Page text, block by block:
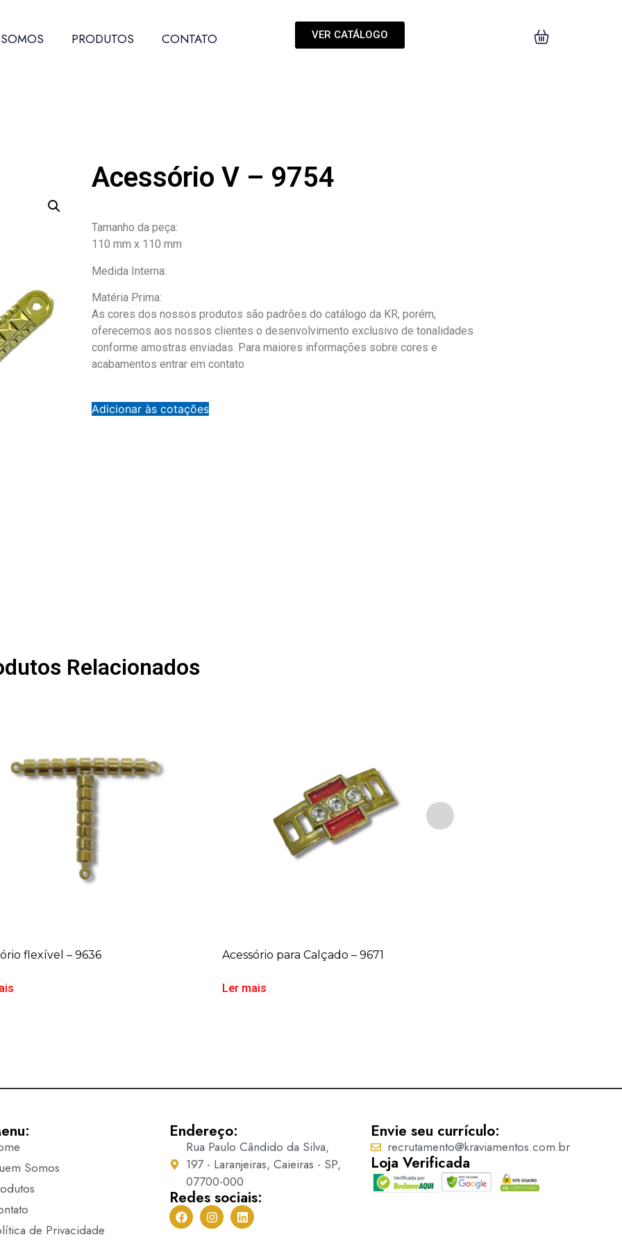
PRODUTOS CONTATO VER CATÁLOGO
Acessório V – 9754
Tamanho da peça:
110 mm x 110 mm
Medida Interna:
Matéria Prima:
As cores dos nossos produtos são padrões do catálogo da KR, porém,
oferecemos aos nossos clientes o desenvolvimento exclusivo de tonalidades
conforme amostras enviadas. Para maiores informações sobre cores e
acabamentos entrar em contato
Adicionar às cotações
Relacionados
flexível – 9636 Acessório para Calçado – 9671
Ler mais
Somos
de Privacidade
Endereço:
Rua Paulo Cândido da Silva,
197 - Laranjeiras, Caieiras - SP,
07700-000
Redes sociais:
Envie seu currículo:
recrutamento@kraviamentos.com.br
Loja Verificada